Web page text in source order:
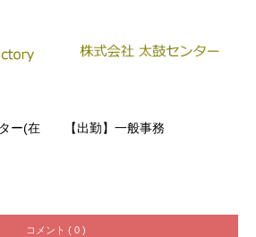
ー(在
【出勤】一般事務
コメント ( 0 )